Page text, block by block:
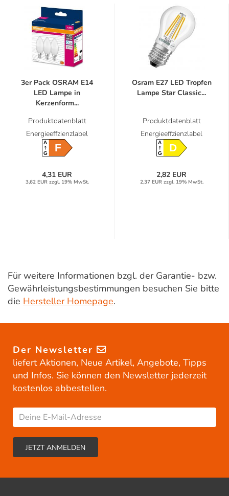
3er Pack OSRAM E14
LED Lampe in
Kerzenform...
Produktdatenblatt
Energieeffzienzlabel
A
GF
4,31 EUR
3,62 EUR zzgl. 19% MwSt.
Osram E27 LED Tropfen
Lampe Star Classic...
Produktdatenblatt
Energieeffzienzlabel
A
GD
2,82 EUR
2,37 EUR zzgl. 19% MwSt.
Für weitere Informationen bzgl. der Garantie- bzw.
Gewährleistungsbestimmungen besuchen Sie bitte
die Hersteller Homepage.
Der Newsletter
liefert Aktionen, Neue Artikel, Angebote, Tipps
und Infos. Sie können den Newsletter jederzeit
kostenlos abbestellen.